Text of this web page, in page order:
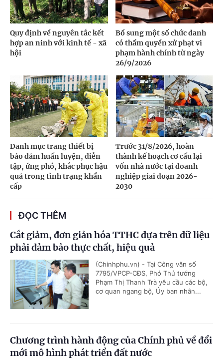
Quy định về nguyên tắc kết
hợp an ninh với kinh tế - xã
hội
Bổ sung một số chức danh
có thẩm quyền xử phạt vi
phạm hành chính từ ngày
26/9/2026
Danh mục trang thiết bị
bảo đảm huấn luyện, diễn
tập, ứng phó, khắc phục hậu
quả trong tình trạng khẩn
cấp
Trước 31/8/2026, hoàn
thành kế hoạch cơ cấu lại
vốn nhà nước tại doanh
nghiệp giai đoạn 2026-
2030
ĐỌC THÊM
Cắt giảm, đơn giản hóa TTHC dựa trên dữ liệu
phải đảm bảo thực chất, hiệu quả
(Chinhphu.vn) - Tại Công văn số
7795/VPCP-CĐS, Phó Thủ tướng
Phạm Thị Thanh Trà yêu cầu các bộ,
cơ quan ngang bộ, Ủy ban nhân...
Chương trình hành động của Chính phủ về đổi
mới mô hình phát triển đất nước